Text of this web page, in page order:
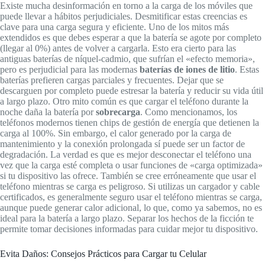
Existe mucha desinformación en torno a la carga de los móviles que
puede llevar a hábitos perjudiciales. Desmitificar estas creencias es
clave para una carga segura y eficiente. Uno de los mitos más
extendidos es que debes esperar a que la batería se agote por completo
(llegar al 0%) antes de volver a cargarla. Esto era cierto para las
antiguas baterías de níquel-cadmio, que sufrían el «efecto memoria»,
pero es perjudicial para las modernas baterías de iones de litio. Estas
baterías prefieren cargas parciales y frecuentes. Dejar que se
descarguen por completo puede estresar la batería y reducir su vida útil
a largo plazo. Otro mito común es que cargar el teléfono durante la
noche daña la batería porsobrecarga. Como mencionamos, los
teléfonos modernos tienen chips de gestión de energía que detienen la
carga al 100%. Sin embargo, el calor generado por la carga de
mantenimiento y la conexión prolongada sí puede ser un factor de
degradación. La verdad es que es mejor desconectar el teléfono una
vez que la carga esté completa o usar funciones de «carga optimizada»
si tu dispositivo las ofrece. También se cree erróneamente que usar el
teléfono mientras se carga es peligroso. Si utilizas un cargador y cable
certificados, es generalmente seguro usar el teléfono mientras se carga,
aunque puede generar calor adicional, lo que, como ya sabemos, no es
ideal para la batería a largo plazo. Separar los hechos de la ficción te
permite tomar decisiones informadas para cuidar mejor tu dispositivo.
Evita Daños: Consejos Prácticos para Cargar tu Celular